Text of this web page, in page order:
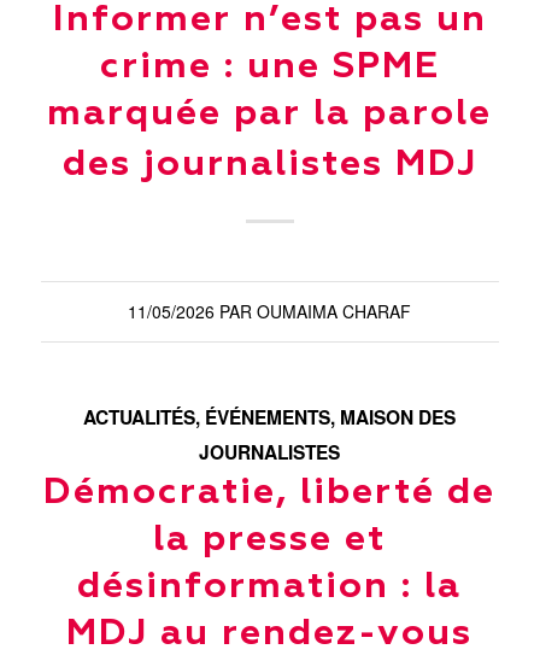
Informer n’est pas un
crime : une SPME
marquée par la parole
des journalistes MDJ
11/05/2026 PAROUMAIMA CHARAF
ACTUALITÉS, ÉVÉNEMENTS, MAISON DES
JOURNALISTES
Démocratie, liberté de
la presse et
désinformation : la
MDJ au rendez-vous